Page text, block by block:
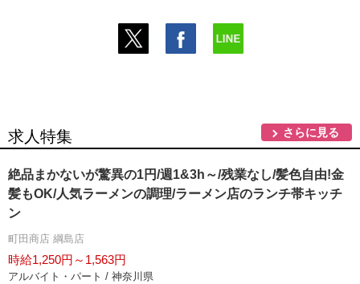
求人特集 さらに見る
絶品まかないが驚異の1円/週1&3h～/残業なし/髪色自由!金
髪もOK/人気ラーメンの調理/ラーメン店のランチ帯キッチ
ン
町田商店 綱島店
時給1,250円～1,563円
アルバイト・パート / 神奈川県